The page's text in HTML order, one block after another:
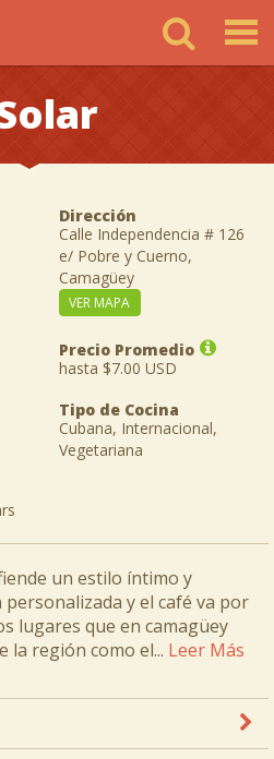
Dirección
Calle Independencia # 126
e/ Pobre y Cuerno,
Camagüey
VER MAPA
Precio Promedio
hasta $7.00 USD
Tipo de Cocina
Cubana, Internacional,
Vegetariana
un estilo íntimo y
y el café va por
lugares que en camagüey
la región como el... Leer Más